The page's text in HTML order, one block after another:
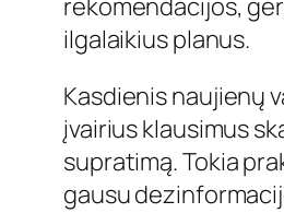
rekomendacijos,
ilgalaikius planus.
Kasdienis naujienų
įvairius klausimus
supratimą. Tokia
gausu